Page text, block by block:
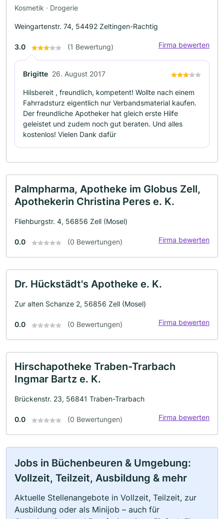
Kosmetik · Drogerie
Weingartenstr. 74, 54492 Zeltingen-Rachtig
3.0 (1 Bewertung) Firma bewerten
Brigitte 26. August 2017
Hilsbereit , freundlich, kompetent! Wollte nach einem
Fahrradsturz eigentlich nur Verbandsmaterial kaufen.
Der freundliche Apotheker hat gleich erste Hilfe
geleistet und zudem noch gut beraten. Und alles
kostenlos! Vielen Dank dafür
Palmpharma, Apotheke im Globus Zell,
Apothekerin Christina Peres e. K.
Fliehburgstr. 4, 56856 Zell (Mosel)
0.0 (0 Bewertungen) Firma bewerten
Dr. Hückstädt's Apotheke e. K.
Zur alten Schanze 2, 56856 Zell (Mosel)
0.0 (0 Bewertungen) Firma bewerten
Hirschapotheke Traben-Trarbach
Ingmar Bartz e. K.
Brückenstr. 23, 56841 Traben-Trarbach
0.0 (0 Bewertungen) Firma bewerten
Jobs in Büchenbeuren & Umgebung:
Vollzeit, Teilzeit, Ausbildung & mehr
Aktuelle Stellenangebote in Vollzeit, Teilzeit, zur
Ausbildung oder als Minijob – auch für